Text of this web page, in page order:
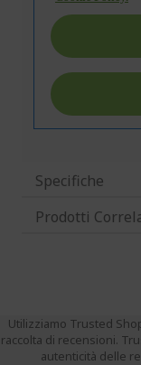
Specifiche
Prodotti
Utilizziamo Trusted
raccolta di recensioni.
autenticità delle